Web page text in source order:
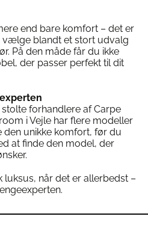
end bare komfort – det er
vælge blandt et stort udvalg
På den måde får du ikke
der passer perfekt til dit
forhandlere af Carpe
i Vejle har flere modeller
den unikke komfort, før du
at finde den model, der
luksus, når det er allerbedst –